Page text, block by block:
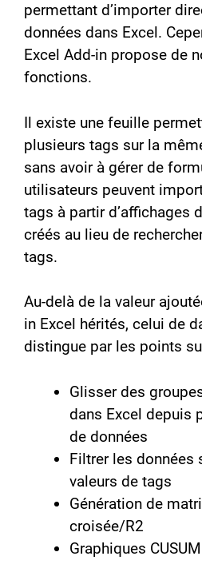
permettant d’importer
données dans Excel.
Excel Add-in propose de
fonctions.
Il existe une feuille
plusieurs tags sur la
sans avoir à gérer de
utilisateurs peuvent
tags à partir d’affichages
créés au lieu de
tags.
Au-delà de la valeur
in Excel hérités, celui de
distingue par les points
Glisser des
dans Excel depuis
de données
Filtrer les données
valeurs de tags
Génération de
croisée/R2
Graphiques